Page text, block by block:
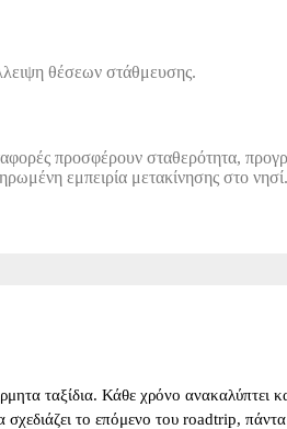
θέσεων στάθμευσης.
προσφέρουν σταθερότητα,
εμπειρία μετακίνησης στο νησί.
ταξίδια. Κάθε χρόνο ανακαλύπτει
σχεδιάζει το επόμενο του roadtrip,